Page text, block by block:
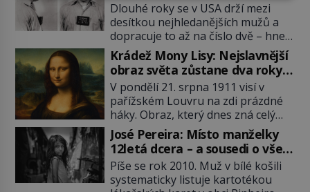
Dlouhé roky se v USA drží mezi
desítkou nejhledanějších mužů a
dopracuje to až na číslo dvě – hned
po Usámovi bin Ládinovi (1957–
2011). To je James „Whitey“ Bulger
(1929–2018) viněný ze spoluúčasti
na 19 vraždách, vydírání a lichvy. A
samozřejmě, krom toho je ještě
drogový dealer, který neváhá
odstranit z cesty všechny práskače,
zatímco […]
Krádež Mony Lisy: Nejslavnější
obraz světa zůstane dva roky
nezvěstný
V pondělí 21. srpna 1911 visí v
pařížském Louvru na zdi prázdné
háky. Obraz, který dnes zná celý
svět, je pryč. Zpočátku si nikdo
nemyslí, že jde o krádež.
Zaměstnanci jsou přesvědčeni, že
Mona Lisa je jen v restaurátorské
dílně nebo u fotografa. Když se
José Pereira: Místo manželky
12letá dcera – a sousedi o všem
vědí!
Píše se rok 2010. Muž v bílé košili
systematicky listuje kartotékou